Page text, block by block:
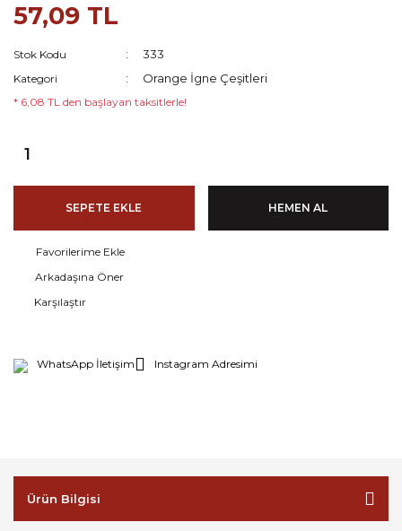
57,09 TL
Stok Kodu 333
Kategori Orange İgne Çeşitleri
* 6,08 TL den başlayan taksitlerle!
SEPETE EKLE HEMEN AL
Arkadaşına Öner
Karşılaştır
WhatsApp İletişim Instagram Adresimi
Ürün Bilgisi